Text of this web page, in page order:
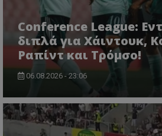
Conference League:
διπλά για Χάιντουκ,
Ραπίντ και Τρόμσο!
06.08.2026 - 23:06